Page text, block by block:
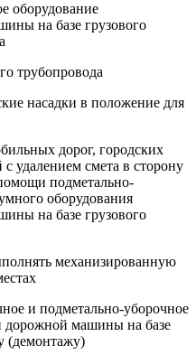
оборудование
на базе грузового
трубопровода
насадки в положение для
дорог, городских
удалением смета в сторону
подметально-
оборудования
на базе грузового
механизированную
и подметально-уборочное
дорожной машины на базе
(демонтажу)